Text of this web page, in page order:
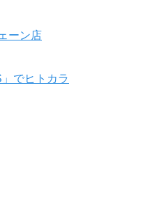
ーン店
でヒトカラ